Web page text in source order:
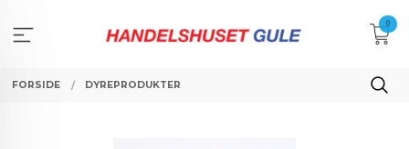
innholdet
0
FORSIDE DYREPRODUKTER